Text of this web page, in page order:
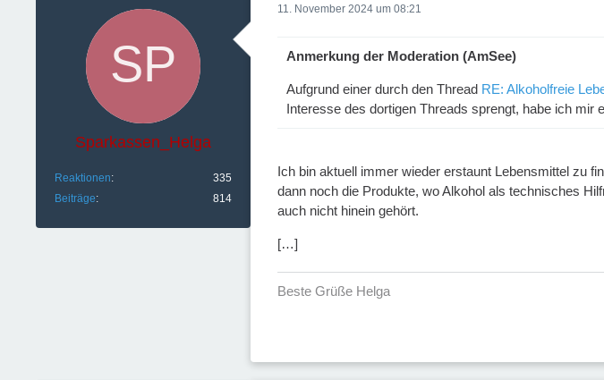
Sparkassen_Helga
Reaktionen
335
Beiträge
814
11. November 2024 um 08:21
Anmerkung der Moderation (AmSee)
Aufgrund einer durch den Thread RE: Alkoholfreie
Interesse des dortigen Threads sprengt, habe ich mir
Ich bin aktuell immer wieder erstaunt Lebensmittel zu
dann noch die Produkte, wo Alkohol als technisches
auch nicht hinein gehört.
[…]
Beste Grüße Helga